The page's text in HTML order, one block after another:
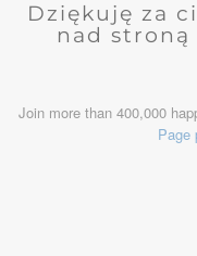
Dziękuję za
nad
Join more than 400,000
Page